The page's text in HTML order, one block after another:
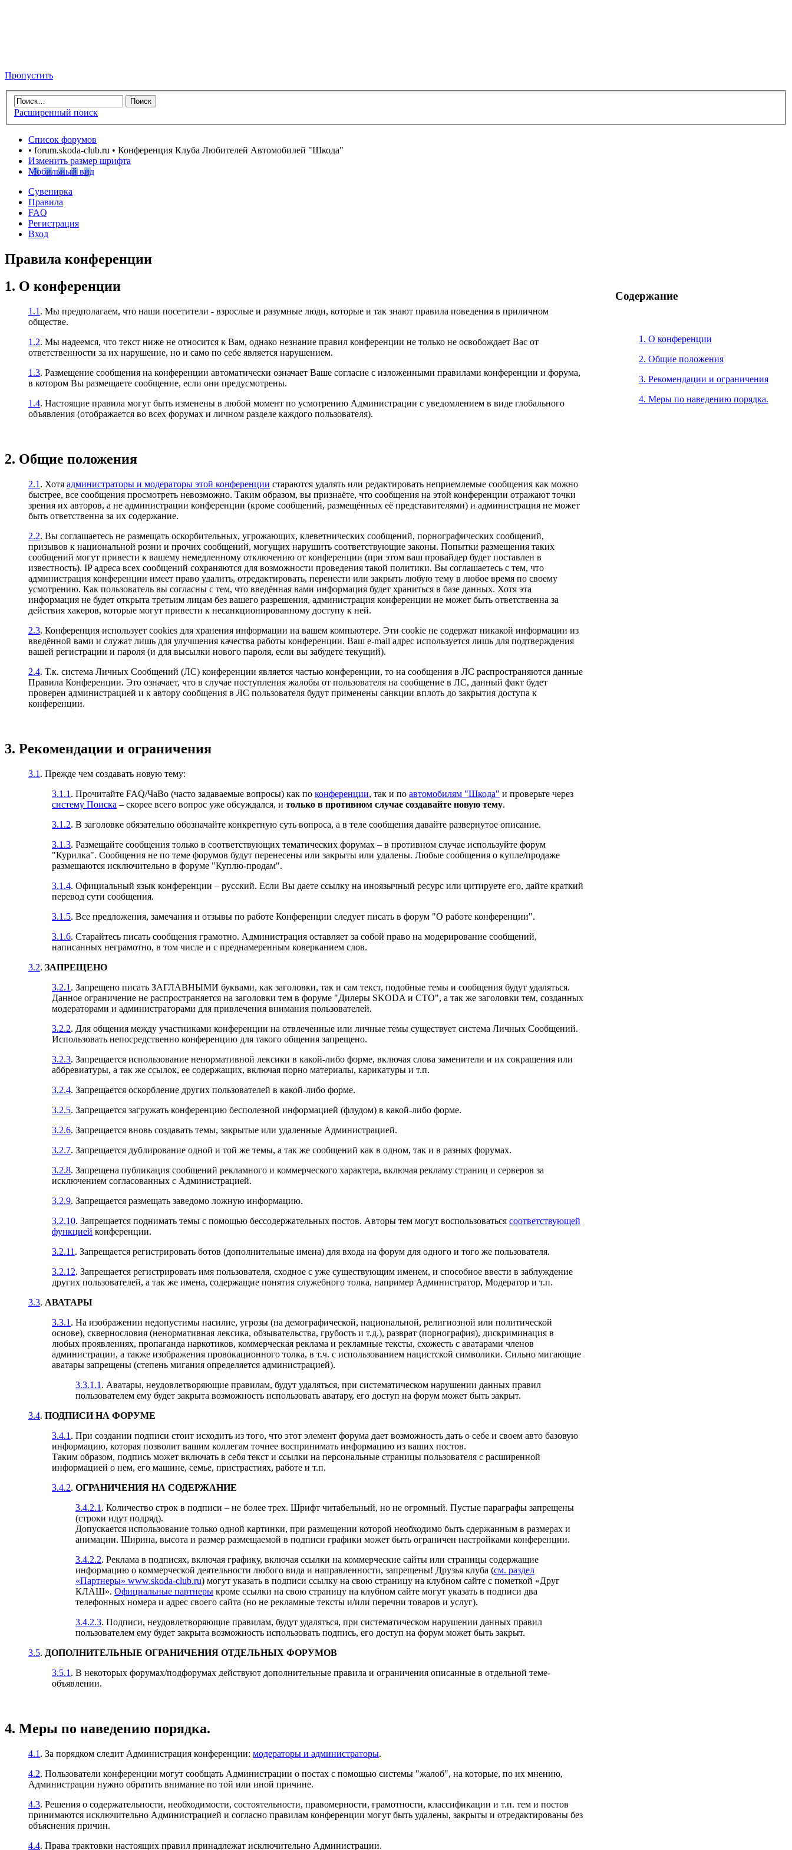
Пропустить
Расширенный поиск
Список форумов
• forum.skoda-club.ru • Конференция Клуба Любителей Автомобилей "Шкода"
Изменить размер шрифта
Мобильный вид
Сувенирка
Правила
FAQ
Регистрация
Вход
Правила конференции
Содержание
1. О конференции
2. Общие положения
3. Рекомендации и ограничения
4. Меры по наведению порядка.
1. О конференции
1.1 . Мы предполагаем, что наши посетители - взрослые и разумные люди, которые и так знают правила поведения в приличном
обществе.
1.2. Мы надеемся, что текст ниже не относится к Вам, однако незнание правил конференции не только не освобождает Вас от
ответственности за их нарушение, но и само по себе является нарушением.
1.3. Размещение сообщения на конференции автоматически означает Ваше согласие с изложенными правилами конференции и форума,
в котором Вы размещаете сообщение, если они предусмотрены.
1.4. Настоящие правила могут быть изменены в любой момент по усмотрению Администрации с уведомлением в виде глобального
объявления (отображается во всех форумах и личном разделе каждого пользователя).
2. Общие положения
2.1 . Хотя администраторы и модераторы этой конференции стараются удалять или редактировать неприемлемые сообщения как можно
быстрее, все сообщения просмотреть невозможно. Таким образом, вы признаёте, что сообщения на этой конференции отражают точки
зрения их авторов, а не администрации конференции (кроме сообщений, размещённых её представителями) и администрация не может
быть ответственна за их содержание.
2.2. Вы соглашаетесь не размещать оскорбительных, угрожающих, клеветнических сообщений, порнографических сообщений,
призывов к национальной розни и прочих сообщений, могущих нарушить соответствующие законы. Попытки размещения таких
сообщений могут привести к вашему немедленному отключению от конференции (при этом ваш провайдер будет поставлен в
известность). IP адреса всех сообщений сохраняются для возможности проведения такой политики. Вы соглашаетесь с тем, что
администрация конференции имеет право удалить, отредактировать, перенести или закрыть любую тему в любое время по своему
усмотрению. Как пользователь вы согласны с тем, что введённая вами информация будет храниться в базе данных. Хотя эта
информация не будет открыта третьим лицам без вашего разрешения, администрация конференции не может быть ответственна за
действия хакеров, которые могут привести к несанкционированному доступу к ней.
2.3. Конференция использует cookies для хранения информации на вашем компьютере. Эти cookie не содержат никакой информации из
введённой вами и служат лишь для улучшения качества работы конференции. Ваш e-mail адрес используется лишь для подтверждения
вашей регистрации и пароля (и для высылки нового пароля, если вы забудете текущий).
2.4. Т.к. система Личных Сообщений (ЛС) конференции является частью конференции, то на сообщения в ЛС распространяются данные
Правила Конференции. Это означает, что в случае поступления жалобы от пользователя на сообщение в ЛС, данный факт будет
проверен администрацией и к автору сообщения в ЛС пользователя будут применены санкции вплоть до закрытия доступа к
конференции.
3. Рекомендации и ограничения
3.1 . Прежде чем создавать новую тему:
3.1.1 . Прочитайте FAQ/ЧаВо (часто задаваемые вопросы) как по конференции, так и по автомобилям "Шкода" и проверьте через
систему Поиска – скорее всего вопрос уже обсуждался, и только в противном случае создавайте новую тему.
3.1.2. В заголовке обязательно обозначайте конкретную суть вопроса, а в теле сообщения давайте развернутое описание.
3.1.3. Размещайте сообщения только в соответствующих тематических форумах – в противном случае используйте форум
"Курилка". Сообщения не по теме форумов будут перенесены или закрыты или удалены. Любые сообщения о купле/продаже
размещаются исключительно в форуме "Куплю-продам".
3.1.4. Официальный язык конференции – русский. Если Вы даете ссылку на иноязычный ресурс или цитируете его, дайте краткий
перевод сути сообщения.
3.1.5. Все предложения, замечания и отзывы по работе Конференции следует писать в форум "О работе конференции".
3.1.6. Старайтесь писать сообщения грамотно. Администрация оставляет за собой право на модерирование сообщений,
написанных неграмотно, в том числе и с преднамеренным коверканием слов.
3.2. ЗАПРЕЩЕНО
3.2.1 . Запрещено писать ЗАГЛАВНЫМИ буквами, как заголовки, так и сам текст, подобные темы и сообщения будут удаляться.
Данное ограничение не распространяется на заголовки тем в форуме "Дилеры SKODA и СТО", а так же заголовки тем, созданных
модераторами и администраторами для привлечения внимания пользователей.
3.2.2. Для общения между участниками конференции на отвлеченные или личные темы существует система Личных Сообщений.
Использовать непосредственно конференцию для такого общения запрещено.
3.2.3. Запрещается использование ненормативной лексики в какой-либо форме, включая слова заменители и их сокращения или
аббревиатуры, а так же ссылок, ее содержащих, включая порно материалы, карикатуры и т.п.
3.2.4. Запрещается оскорбление других пользователей в какой-либо форме.
3.2.5. Запрещается загружать конференцию бесполезной информацией (флудом) в какой-либо форме.
3.2.6. Запрещается вновь создавать темы, закрытые или удаленные Администрацией.
3.2.7. Запрещается дублирование одной и той же темы, а так же сообщений как в одном, так и в разных форумах.
3.2.8. Запрещена публикация сообщений рекламного и коммерческого характера, включая рекламу страниц и серверов за
исключением согласованных с Администрацией.
3.2.9. Запрещается размещать заведомо ложную информацию.
3.2.10. Запрещается поднимать темы с помощью бессодержательных постов. Авторы тем могут воспользоваться соответствующей
функцией конференции.
3.2.11 . Запрещается регистрировать ботов (дополнительные имена) для входа на форум для одного и того же пользователя.
3.2.12. Запрещается регистрировать имя пользователя, сходное с уже существующим именем, и способное ввести в заблуждение
других пользователей, а так же имена, содержащие понятия служебного толка, например Администратор, Модератор и т.п.
3.3. АВАТАРЫ
3.3.1 . На изображении недопустимы насилие, угрозы (на демографической, национальной, религиозной или политической
основе), сквернословия (ненормативная лексика, обзывательства, грубость и т.д.), разврат (порнография), дискриминация в
любых проявлениях, пропаганда наркотиков, коммерческая реклама и рекламные тексты, схожесть с аватарами членов
администрации, а также изображения провокационного толка, в т.ч. с использованием нацистской символики. Сильно мигающие
аватары запрещены (степень мигания определяется администрацией).
3.3.1.1 . Аватары, неудовлетворяющие правилам, будут удаляться, при систематическом нарушении данных правил
пользователем ему будет закрыта возможность использовать аватару, его доступ на форум может быть закрыт.
3.4. ПОДПИСИ НА ФОРУМЕ
3.4.1 . При создании подписи стоит исходить из того, что этот элемент форума дает возможность дать о себе и своем авто базовую
информацию, которая позволит вашим коллегам точнее воспринимать информацию из ваших постов.
Таким образом, подпись может включать в себя текст и ссылки на персональные страницы пользователя с расширенной
информацией о нем, его машине, семье, пристрастиях, работе и т.п.
3.4.2. ОГРАНИЧЕНИЯ НА СОДЕРЖАНИЕ
3.4.2.1 . Количество строк в подписи – не более трех. Шрифт читабельный, но не огромный. Пустые параграфы запрещены
(строки идут подряд).
Допускается использование только одной картинки, при размещении которой необходимо быть сдержанным в размерах и
анимации. Ширина, высота и размер размещаемой в подписи графики может быть ограничен настройками конференции.
3.4.2.2. Реклама в подписях, включая графику, включая ссылки на коммерческие сайты или страницы содержащие
информацию о коммерческой деятельности любого вида и направленности, запрещены! Друзья клуба (см. раздел
«Партнеры» www.skoda-club.ru) могут указать в подписи ссылку на свою страницу на клубном сайте с пометкой «Друг
КЛАШ». Официальные партнеры кроме ссылки на свою страницу на клубном сайте могут указать в подписи два
телефонных номера и адрес своего сайта (но не рекламные тексты и/или перечни товаров и услуг).
3.4.2.3. Подписи, неудовлетворяющие правилам, будут удаляться, при систематическом нарушении данных правил
пользователем ему будет закрыта возможность использовать подпись, его доступ на форум может быть закрыт.
3.5. ДОПОЛНИТЕЛЬНЫЕ ОГРАНИЧЕНИЯ ОТДЕЛЬНЫХ ФОРУМОВ
3.5.1 . В некоторых форумах/подфорумах действуют дополнительные правила и ограничения описанные в отдельной теме-
объявлении.
4. Меры по наведению порядка.
4.1 . За порядком следит Администрация конференции: модераторы и администраторы.
4.2. Пользователи конференции могут сообщать Администрации о постах с помощью системы "жалоб", на которые, по их мнению,
Администрации нужно обратить внимание по той или иной причине.
4.3. Решения о содержательности, необходимости, состоятельности, правомерности, грамотности, классификации и т.п. тем и постов
принимаются исключительно Администрацией и согласно правилам конференции могут быть удалены, закрыты и отредактированы без
объяснения причин.
4.4. Права трактовки настоящих правил принадлежат исключительно Администрации.